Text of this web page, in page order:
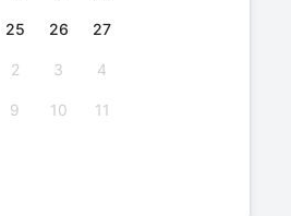
25 26 27
2 3 4
9 10 11